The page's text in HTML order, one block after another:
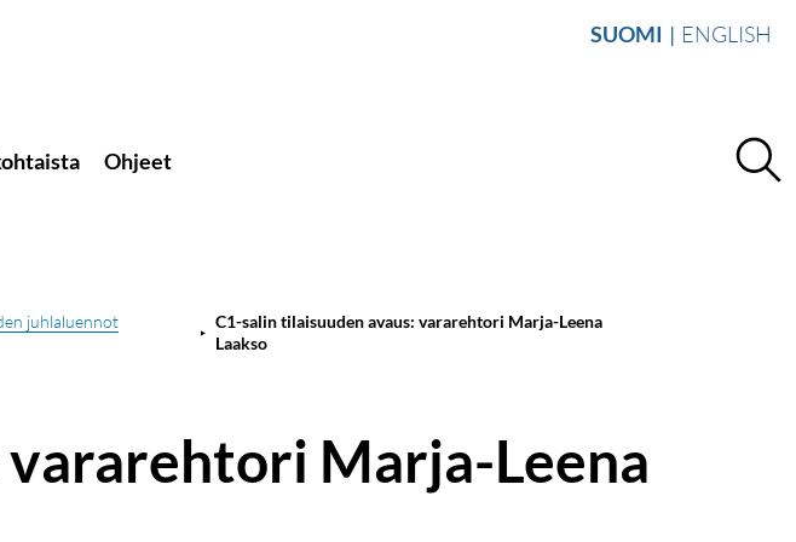
SUOMI ENGLISH
Ohjeet
juhlaluennot
C1-salin tilaisuuden avaus: vararehtori Marja-Leena
Laakso
Marja-Leena